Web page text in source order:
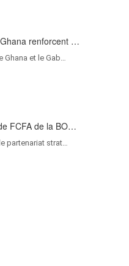
renforcent …
et le Gab…
FCFA de la BO…
partenariat strat…